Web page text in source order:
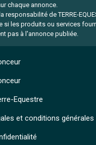
chaque annonce.
responsabilité de TERRE-
si les produits ou services
pas à l'annonce publiée.
et conditions
Equestre